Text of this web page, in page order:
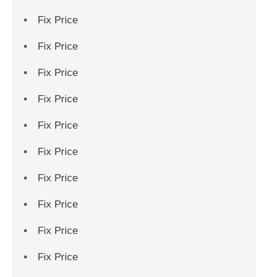
Fix Price
Fix Price
Fix Price
Fix Price
Fix Price
Fix Price
Fix Price
Fix Price
Fix Price
Fix Price